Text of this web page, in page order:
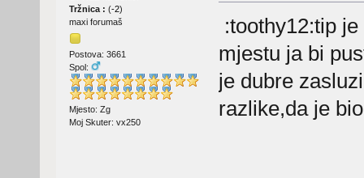
Tržnica : (-2)
maxi forumaš
Postova: 3661
Spol:
Mjesto: Zg
Moj Skuter: vx250
:toothy12:tip
mjestu ja bi
je dubre
razlike,da je